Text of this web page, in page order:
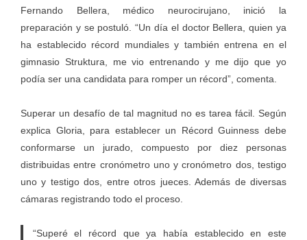
Fernando Bellera, médico neurocirujano, inició la
preparación y se postuló. “Un día el doctor Bellera, quien ya
ha establecido récord mundiales y también entrena en el
gimnasio Struktura, me vio entrenando y me dijo que yo
podía ser una candidata para romper un récord”, comenta.
Superar un desafío de tal magnitud no es tarea fácil. Según
explica Gloria, para establecer un Récord Guinness debe
conformarse un jurado, compuesto por diez personas
distribuidas entre cronómetro uno y cronómetro dos, testigo
uno y testigo dos, entre otros jueces. Además de diversas
cámaras registrando todo el proceso.
“Superé el récord que ya había establecido en este